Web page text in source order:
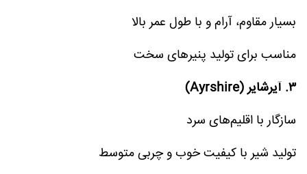
بسیار مقاوم، آرام و با طول عمر بالا
مناسب برای تولید پنیرهای سخت
۳. آیرشایر (Ayrshire)
سازگار با اقلیم‌های سرد
تولید شیر با کیفیت خوب و چربی متوسط